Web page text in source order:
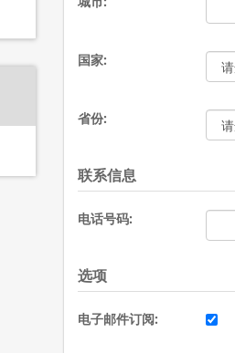
国家:
省份:
联系信息
电话号码:
选项
电子邮件订阅: